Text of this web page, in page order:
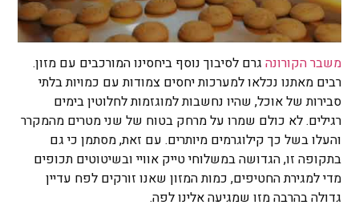
משבר הקורונהגרם לסיבוך נוסף ביחסינו המורכבים עם מזון.
רבים מאתנו נכלאו למערכות יחסים צמודות עם כמויות בלתי
סבירות של אוכל, שהיו נחשבות למוגזמות לחלוטין בימים
רגילים. לא כולם שמרו על מרחק בטוח של שני מטרים מהמקרר
והעלו בשל כך קילוגרמים מיותרים. עם זאת, מסתמן כי גם
בתקופה זו, הגדושה במשלוחי טייק אוויי ובשיטוטים תכופים
מדי למגירת החטיפים, כמות המזון שאנו זורקים לפח עדיין
גדולה בהרבה מזו שמגיעה אלינו לפה.